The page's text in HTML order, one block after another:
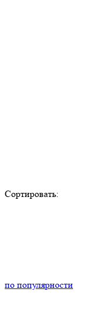
Сортировать:
по популярности